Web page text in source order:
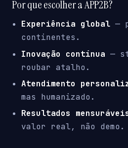
Por que escolher a APP2B?
Experiência global —
continentes.
Inovação contínua —
roubar atalho.
Atendimento
mas humanizado.
Resultados
valor real, não demo.